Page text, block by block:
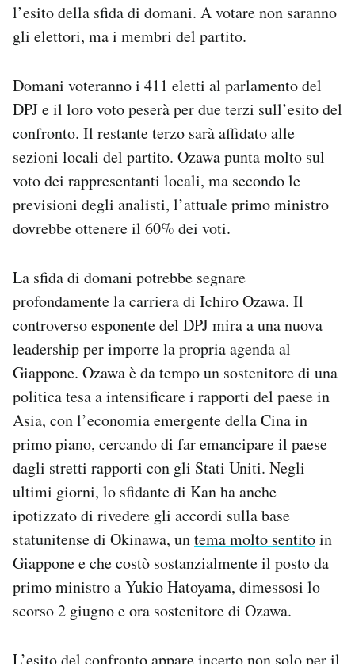
l’esito della sfida di domani. A votare non saranno
gli elettori, ma i membri del partito.
Domani voteranno i 411 eletti al parlamento del
DPJ e il loro voto peserà per due terzi sull’esito del
confronto. Il restante terzo sarà affidato alle
sezioni locali del partito. Ozawa punta molto sul
voto dei rappresentanti locali, ma secondo le
previsioni degli analisti, l’attuale primo ministro
dovrebbe ottenere il 60% dei voti.
La sfida di domani potrebbe segnare
profondamente la carriera di Ichiro Ozawa. Il
controverso esponente del DPJ mira a una nuova
leadership per imporre la propria agenda al
Giappone. Ozawa è da tempo un sostenitore di una
politica tesa a intensificare i rapporti del paese in
Asia, con l’economia emergente della Cina in
primo piano, cercando di far emancipare il paese
dagli stretti rapporti con gli Stati Uniti. Negli
ultimi giorni, lo sfidante di Kan ha anche
ipotizzato di rivedere gli accordi sulla base
statunitense di Okinawa, untema molto sentitoin
Giappone e che costò sostanzialmente il posto da
primo ministro a Yukio Hatoyama, dimessosi lo
scorso 2 giugno e ora sostenitore di Ozawa.
L’esito del confronto appare incerto non solo per il